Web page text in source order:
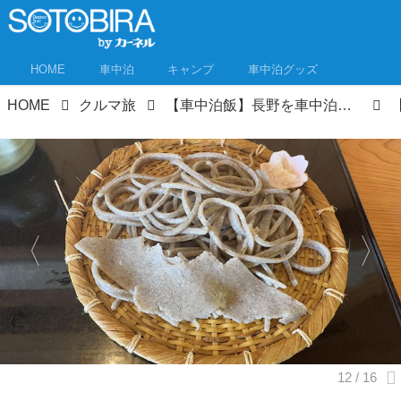
HOME 車中泊 キャンプ 車中泊グッズ
HOME クルマ旅 【車中泊飯】長野を車中泊で旅するなら、うまい「信州そば」を食すべし！ 信州そば処8選